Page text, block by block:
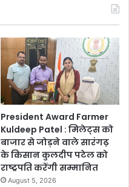
President Award Farmer
Kuldeep Patel : मिलेट्स को
बाजार से जोड़ने वाले सारंगढ़
के किसान कुलदीप पटेल को
राष्ट्रपति करेंगी सम्मानित
August 5, 2026